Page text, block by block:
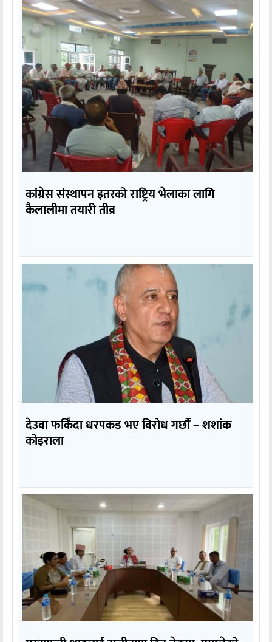
कांग्रेस संस्थापन इतरको राष्ट्रिय भेलाका लागि
कैलालीमा तयारी तीव्र
देउवा फर्किँदा धरपकड भए विरोध गर्छौँं – शशांक
कोइराला